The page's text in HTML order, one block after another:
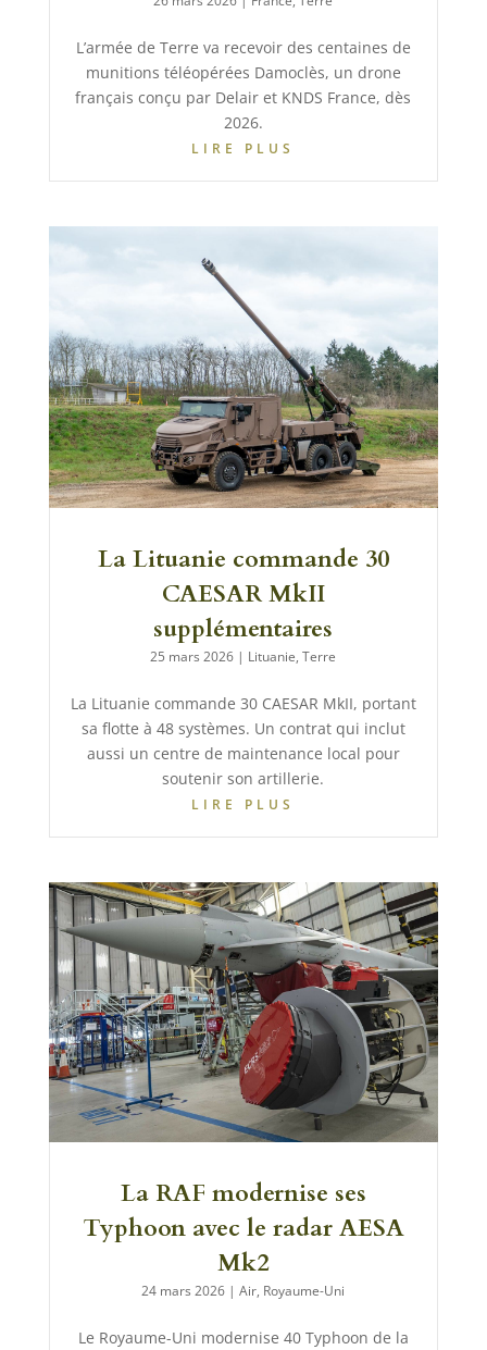
L’armée de Terre va recevoir des centaines de
munitions téléopérées Damoclès, un drone
français conçu par Delair et KNDS France, dès
2026.
LIRE PLUS
La Lituanie commande 30
CAESAR MkII
supplémentaires
25 mars 2026 | Lituanie,Terre
La Lituanie commande 30 CAESAR MkII, portant
sa flotte à 48 systèmes. Un contrat qui inclut
aussi un centre de maintenance local pour
soutenir son artillerie.
LIRE PLUS
La RAF modernise ses
Typhoon avec le radar AESA
Mk2
24 mars 2026 |Air, Royaume-Uni
Le Royaume-Uni modernise 40 Typhoon de la